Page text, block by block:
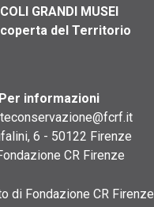
GRANDI MUSEI
del Territorio
Per informazioni
6 - 50122 Firenze
CR Firenze
di Fondazione CR Firenze